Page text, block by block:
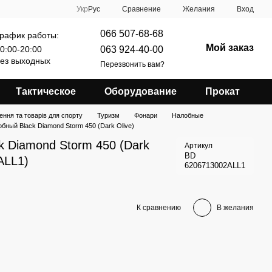
Укр Рус Сравнение Желания Вход
работы:
20:00
выходных
066 507-68-68
063 924-40-00
Перезвонить вам?
Мой заказ
Тактическое Оборудование Прокат
та товарів для спорту Туризм Фонари
Налобные
Black Diamond Storm 450 (Dark Olive)
Diamond Storm 450 (Dark
Артикул
BD
6206713002ALL1
К сравнению В желания